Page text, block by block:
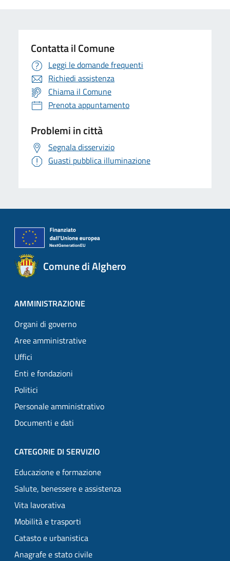
Contatta il Comune
Leggi le domande frequenti
Richiedi assistenza
Chiama il Comune
Prenota appuntamento
Problemi in città
Segnala disservizio
Guasti pubblica illuminazione
Comune di Alghero
AMMINISTRAZIONE
Organi di governo
Aree amministrative
Uffici
Enti e fondazioni
Politici
Personale amministrativo
Documenti e dati
CATEGORIE DI SERVIZIO
Educazione e formazione
Salute, benessere e assistenza
Vita lavorativa
Mobilità e trasporti
Catasto e urbanistica
Anagrafe e stato civile